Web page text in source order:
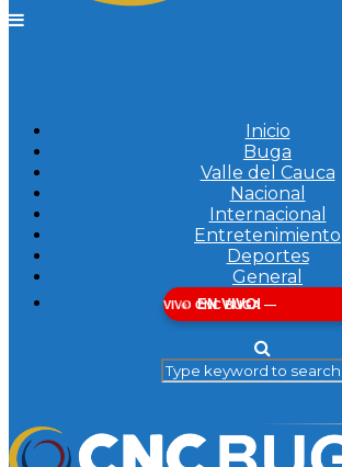
Inicio
Buga
Valle del Cauca
Nacional
Internacional
Entretenimiento
Deportes
General
EN VIVO!